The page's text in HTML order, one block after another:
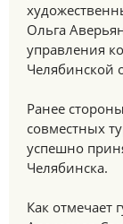
Ольга
управления
Челябинской
Ранее
совместных
успешно
Челябинска.
Как отмечает